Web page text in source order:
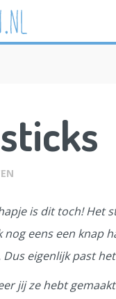
is dit toch! Het
eens een knap
eigenlijk past
jij ze hebt